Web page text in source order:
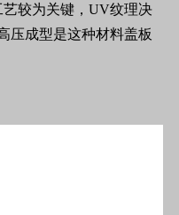
较为关键，UV纹理决
压成型是这种材料盖板